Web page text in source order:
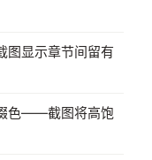
显示章节间留有
色——截图将高饱